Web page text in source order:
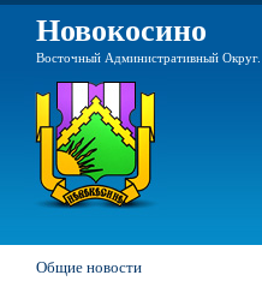
Новокосино
Восточный Административный
Общие новости